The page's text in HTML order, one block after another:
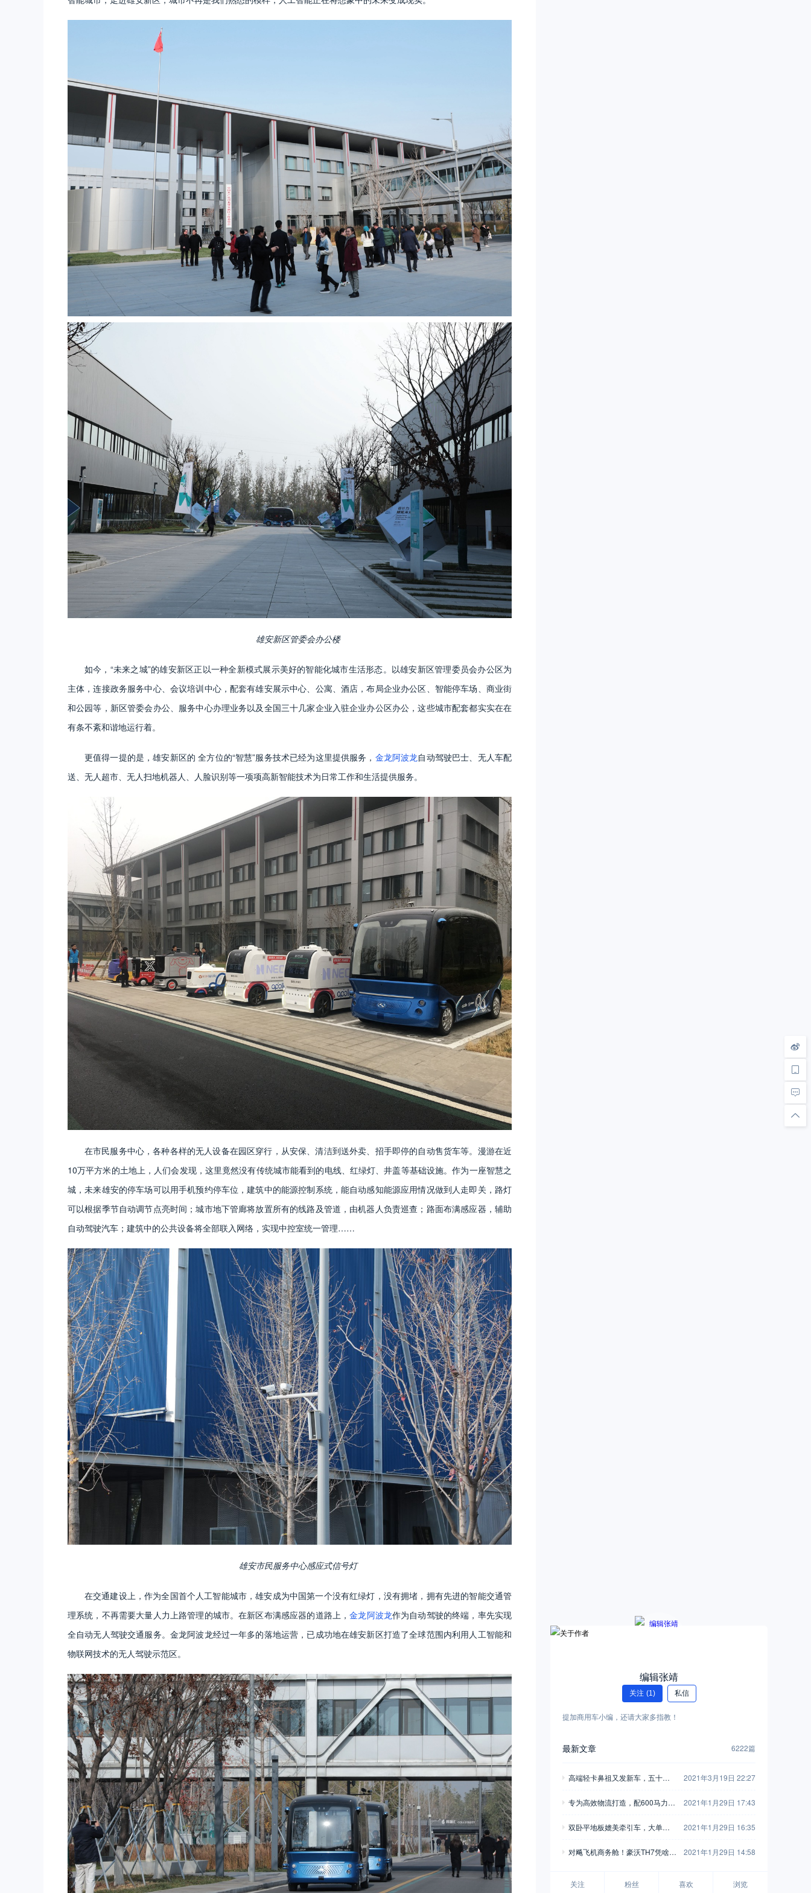
雄安新区管委会办公楼
如今，“未来之城”的雄安新区正以一种全新模式展示美好的智能化城市生活形态。以雄安新区管理委员会办公区为
主体，连接政务服务中心、会议培训中心，配套有雄安展示中心、公寓、酒店，布局企业办公区、智能停车场、商业街
和公园等，新区管委会办公、服务中心办理业务以及全国三十几家企业入驻企业办公区办公，这些城市配套都实实在在
有条不紊和谐地运行着。
更值得一提的是，雄安新区的 全方位的“智慧”服务技术已经为这里提供服务， 金龙阿波龙自动驾驶巴士、无人车配
送、无人超市、无人扫地机器人、人脸识别等一项项高新智能技术为日常工作和生活提供服务。
在市民服务中心，各种各样的无人设备在园区穿行，从安保、清洁到送外卖、招手即停的自动售货车等。漫游在近
10万平方米的土地上，人们会发现，这里竟然没有传统城市能看到的电线、红绿灯、井盖等基础设施。作为一座智慧之
城，未来雄安的停车场可以用手机预约停车位，建筑中的能源控制系统，能自动感知能源应用情况做到人走即关，路灯
可以根据季节自动调节点亮时间；城市地下管廊将放置所有的线路及管道，由机器人负责巡查；路面布满感应器，辅助
自动驾驶汽车；建筑中的公共设备将全部联入网络，实现中控室统一管理……
雄安市民服务中心感应式信号灯
在交通建设上，作为全国首个人工智能城市，雄安成为中国第一个没有红绿灯，没有拥堵，拥有先进的智能交通管
理系统，不再需要大量人力上路管理的城市。在新区布满感应器的道路上，金龙阿波龙作为自动驾驶的终端，率先实现
全自动无人驾驶交通服务。金龙阿波龙经过一年多的落地运营，已成功地在雄安新区打造了全球范围内利用人工智能和
物联网技术的无人驾驶示范区。
编辑张靖
关注 (1) 私信
提加商用车小编，还请大家多指教！
最新文章 6222篇
高端轻卡鼻祖又发新车，五十铃
别错过
2021年3月19日 22:27
专为高效物流打造，配600马力玉
版牵引车
2021年1月29日 17:43
双卧平地板媲美牵引车，大单桥7
2021年1月29日 16:35
对飚飞机商务舱！豪沃TH7凭啥开
2021年1月29日 14:58
关注 粉丝 喜欢 浏览